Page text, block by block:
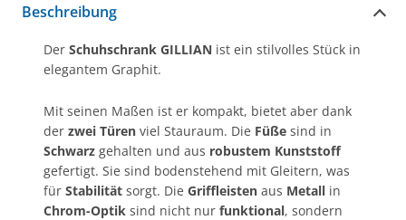
Beschreibung
Der Schuhschrank GILLIAN ist ein stilvolles Stück in
elegantem Graphit.
Mit seinen Maßen ist er kompakt, bietet aber dank
der zwei Türen viel Stauraum. Die Füße sind in
Schwarz gehalten und aus robustem Kunststoff
gefertigt. Sie sind bodenstehend mit Gleitern, was
für Stabilität sorgt. Die Griffleisten aus Metall in
Chrom-Optik sind nicht nur funktional, sondern